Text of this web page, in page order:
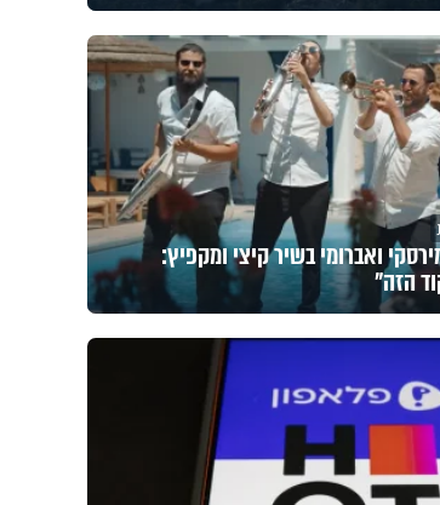
ואברומי בשיר קיצי ומקפיץ:
הזה"